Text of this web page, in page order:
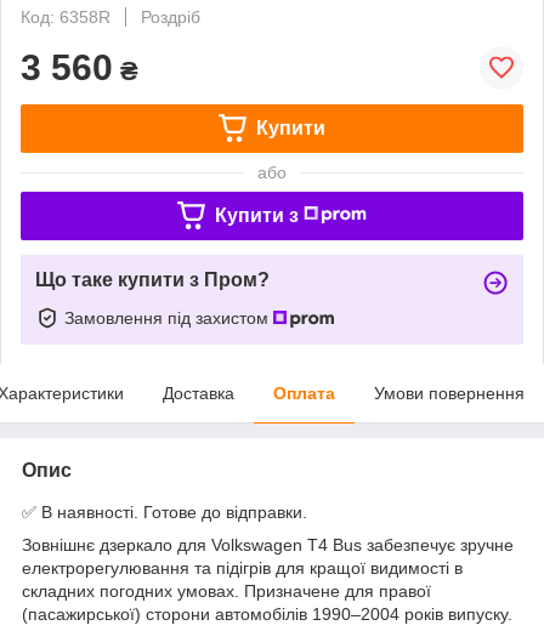
Код: 6358R
Роздріб
3 560 ₴
Купити
або
Купити з
Що таке купити з Пром?
Замовлення під захистом
Доставка Оплата Умови повернення
Опис
✅ В наявності. Готове до відправки.
Зовнішнє дзеркало для Volkswagen T4 Bus забезпечує зручне
електрорегулювання та підігрів для кращої видимості в
складних погодних умовах. Призначене для правої
(пасажирської) сторони автомобілів 1990–2004 років випуску.